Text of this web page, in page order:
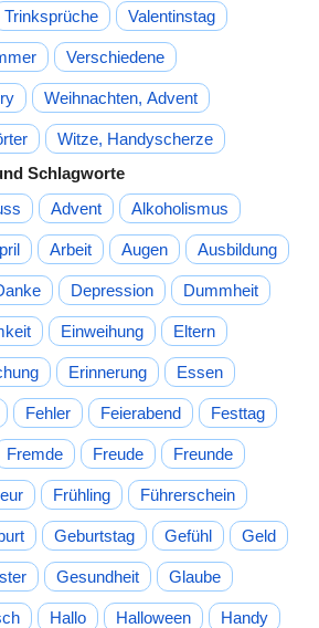
Trinksprüche Valentinstag
Verschiedene
Weihnachten, Advent
Witze, Handyscherze
Schlagworte
Advent Alkoholismus
Arbeit Augen Ausbildung
Depression Dummheit
Einweihung Eltern
Erinnerung Essen
Fehler Feierabend Festtag
Fremde Freude Freunde
Frühling Führerschein
Geburtstag Gefühl Geld
Gesundheit Glaube
Hallo Halloween Handy